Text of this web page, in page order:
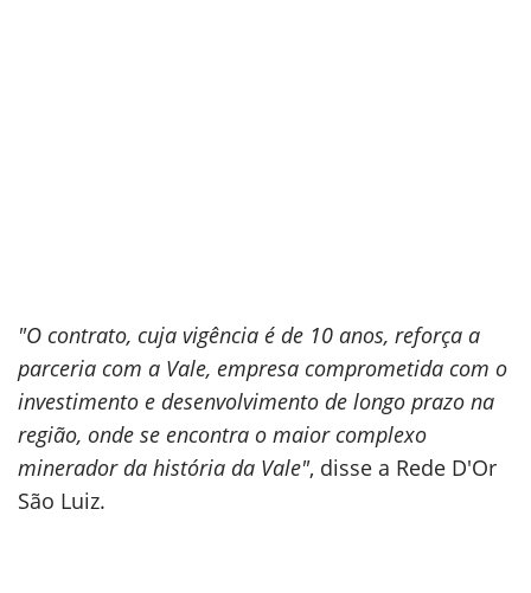
"O contrato, cuja vigência é de 10 anos, reforça a
parceria com a Vale, empresa comprometida com o
investimento e desenvolvimento de longo prazo na
região, onde se encontra o maior complexo
minerador da história da Vale", disse a Rede D'Or
São Luiz.